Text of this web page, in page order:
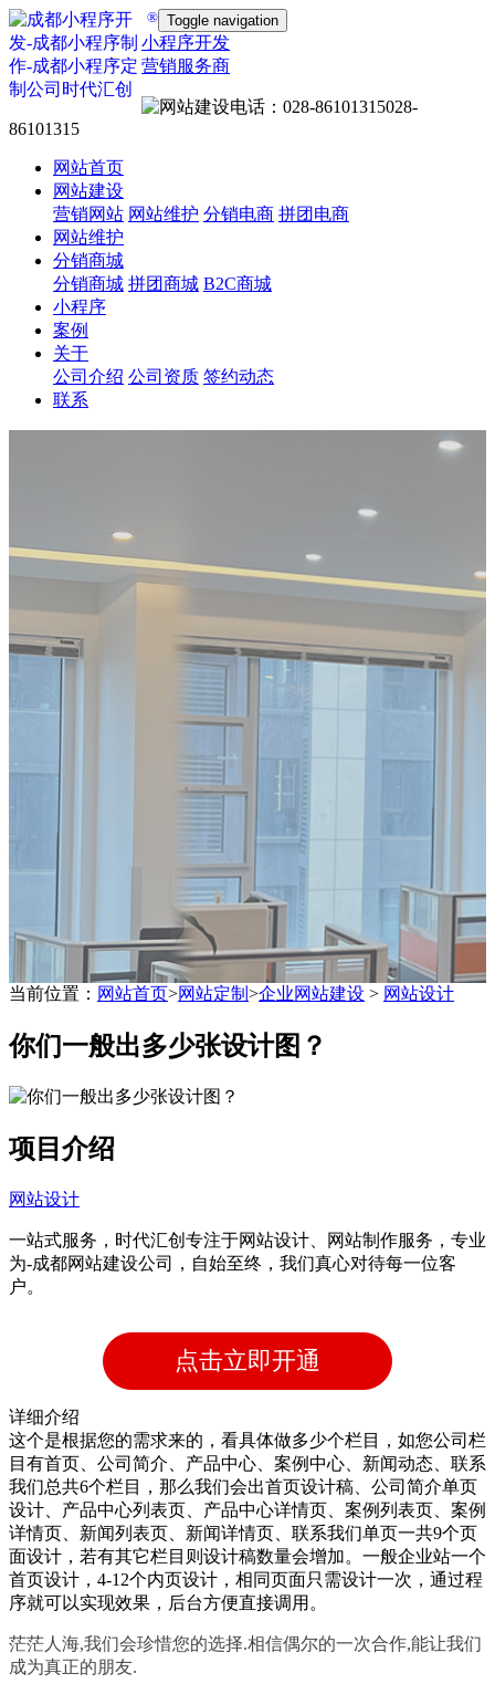
Toggle navigation
®
小程序开发
营销服务商
028-
86101315
网站首页
网站建设
营销网站 网站维护 分销电商 拼团电商
网站维护
分销商城
分销商城 拼团商城 B2C商城
小程序
案例
关于
公司介绍 公司资质 签约动态
联系
带后台管理系统
自主研发系统,易维护
当前位置： 网站首页>网站定制 >企业网站建设 > 网站设计
你们一般出多少张设计图？
项目介绍
网站设计
一站式服务，时代汇创专注于网站设计、网站制作服务，专业
为-成都网站建设公司，自始至终，我们真心对待每一位客
户。
点击立即开通
详细介绍
这个是根据您的需求来的，看具体做多少个栏目，如您公司栏
目有首页、公司简介、产品中心、案例中心、新闻动态、联系
我们总共6个栏目，那么我们会出首页设计稿、公司简介单页
设计、产品中心列表页、产品中心详情页、案例列表页、案例
详情页、新闻列表页、新闻详情页、联系我们单页一共9个页
面设计，若有其它栏目则设计稿数量会增加。一般企业站一个
首页设计，4-12个内页设计，相同页面只需设计一次，通过程
序就可以实现效果，后台方便直接调用。
茫茫人海,我们会珍惜您的选择.相信偶尔的一次合作,能让我们
成为真正的朋友.